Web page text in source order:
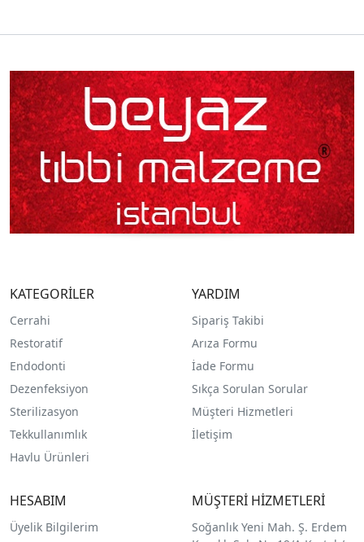
KATEGORİLER
Cerrahi
Restoratif
Endodonti
Dezenfeksiyon
Sterilizasyon
Tekkullanımlık
Havlu Ürünleri
YARDIM
Sipariş Takibi
Arıza Formu
İade Formu
Sıkça Sorulan Sorular
Müşteri Hizmetleri
İletişim
HESABIM
Üyelik Bilgilerim
MÜŞTERİ HİZMETLERİ
Soğanlık Yeni Mah. Ş. Erdem